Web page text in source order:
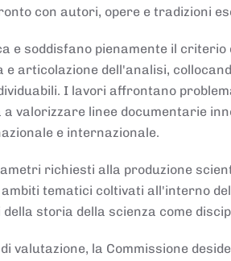
con autori, opere e tradizioni
e soddisfano pienamente il
articolazione dell'analisi,
I lavori affrontano
valorizzare linee documentarie
e internazionale.
richiesti alla produzione
tematici coltivati all'interno
storia della scienza come
valutazione, la Commissione